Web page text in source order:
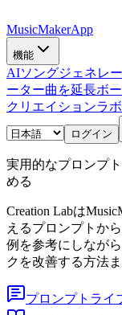
MusicMakerApp
機能
AIソングジェネレ
ーター曲を延長ボ
クリエイションラボ
ログイン
実用的なプロンプ
める
Creation Labは
えるプロンプトか
例を参考にしなが
クを改善する方法
プロンプトライ